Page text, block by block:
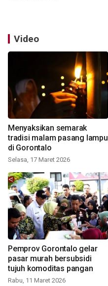
Video
Menyaksikan semarak
tradisi malam pasang lampu
di Gorontalo
Selasa, 17 Maret 2026
Pemprov Gorontalo gelar
pasar murah bersubsidi
tujuh komoditas pangan
Rabu, 11 Maret 2026